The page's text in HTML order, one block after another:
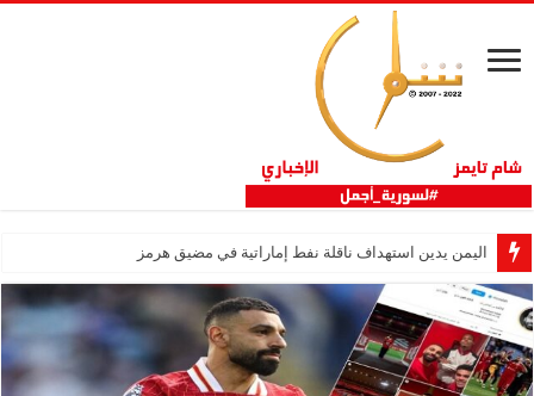
اليمن يدين استهداف ناقلة نفط إماراتية في مضيق هرمز